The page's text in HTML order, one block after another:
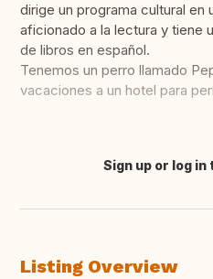
dirige un programa cultural en
aficionado a la lectura y tiene
de libros en español.
Tenemos un perro llamado
vacaciones a un hotel para
Translate this
Sign up or log in
Listing Overview